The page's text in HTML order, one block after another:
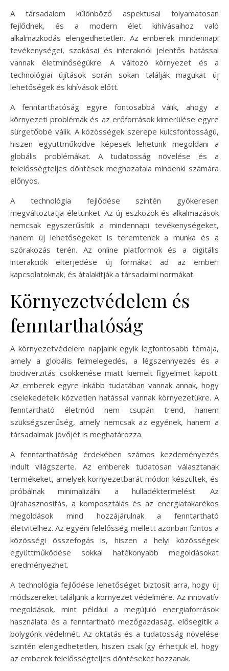
A társadalom különböző aspektusai folyamatosan
fejlődnek, és a modern élet kihívásaihoz való
alkalmazkodás elengedhetetlen. Az emberek mindennapi
tevékenységei, szokásai és interakciói jelentős hatással
vannak életminőségükre. A változó környezet és a
technológiai újítások során sokan találják magukat új
lehetőségek és kihívások előtt.
A fenntarthatóság egyre fontosabbá válik, ahogy a
környezeti problémák és az erőforrások kimerülése egyre
sürgetőbbé válik. A közösségek szerepe kulcsfontosságú,
hiszen együttműködve képesek lehetünk megoldani a
globális problémákat. A tudatosság növelése és a
felelősségteljes döntések meghozatala mindenki számára
előnyös.
A technológia fejlődése szintén gyökeresen
megváltoztatja életünket. Az új eszközök és alkalmazások
nemcsak egyszerűsítik a mindennapi tevékenységeket,
hanem új lehetőségeket is teremtenek a munka és a
szórakozás terén. Az online platformok és a digitális
interakciók elterjedése új formákat ad az emberi
kapcsolatoknak, és átalakítják a társadalmi normákat.
Környezetvédelem és
fenntarthatóság
A környezetvédelem napjaink egyik legfontosabb témája,
amely a globális felmelegedés, a légszennyezés és a
biodiverzitás csökkenése miatt kiemelt figyelmet kapott.
Az emberek egyre inkább tudatában vannak annak, hogy
cselekedeteik közvetlen hatással vannak környezetükre. A
fenntartható életmód nem csupán trend, hanem
szükségszerűség, amely nemcsak az egyének, hanem a
társadalmak jövőjét is meghatározza.
A fenntarthatóság érdekében számos kezdeményezés
indult világszerte. Az emberek tudatosan választanak
termékeket, amelyek környezetbarát módon készültek, és
próbálnak minimalizálni a hulladéktermelést. Az
újrahasznosítás, a komposztálás és az energiatakarékos
megoldások mind hozzájárulnak a fenntartható
életvitelhez. Az egyéni felelősség mellett azonban fontos a
közösségi összefogás is, hiszen a helyi közösségek
együttműködése sokkal hatékonyabb megoldásokat
eredményezhet.
A technológia fejlődése lehetőséget biztosít arra, hogy új
módszereket találjunk a környezet védelmére. Az innovatív
megoldások, mint például a megújuló energiaforrások
használata és a fenntartható mezőgazdaság, elősegítik a
bolygónk védelmét. Az oktatás és a tudatosság növelése
szintén elengedhetetlen, hiszen csak így érhetjük el, hogy
az emberek felelősségteljes döntéseket hozzanak.